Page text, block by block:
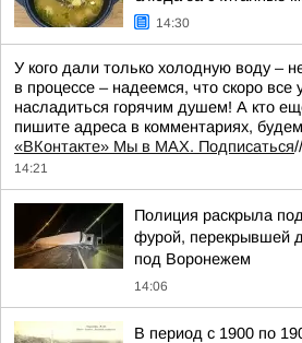
14:30
У кого дали только холодную воду –
в процессе – надеемся, что скоро все
насладиться горячим душем! А кто
пишите адреса в комментариях,
«ВКонтакте» Мы в MAX. Подписаться//
14:21
Полиция раскрыла
фурой, перекрывшей
под Воронежем
14:06
В период с 1900 по